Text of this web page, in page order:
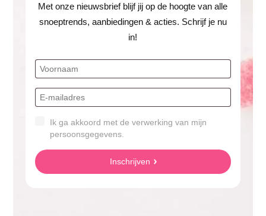
Met onze nieuwsbrief blijf jij op de hoogte van alle
snoeptrends, aanbiedingen & acties. Schrijf je nu
in!
Ik ga akkoord met de verwerking van mijn
persoonsgegevens.
Inschrijven